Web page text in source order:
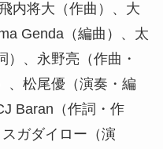
内将大（作曲）、大
Genda（編曲）、太
、永野亮（作曲・
、松尾優（演奏・編
Baran（作詞・作
ガダイロー（演